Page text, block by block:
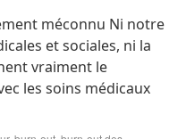
méconnu Ni notre
et sociales, ni la
vraiment le
les soins médicaux